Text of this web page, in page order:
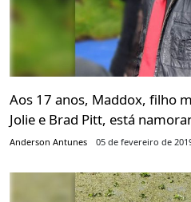
Aos 17 anos, Maddox, filho
Jolie e Brad Pitt, está
Anderson Antunes 05 de fevereiro de